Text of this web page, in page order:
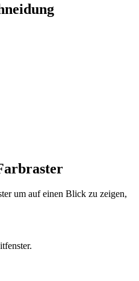
um auf einen Blick zu zeigen,